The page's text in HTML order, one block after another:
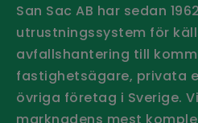
San Sac AB har sedan
utrustningssystem för
avfallshantering till
fastighetsägare, privata
övriga företag i Sverige.
marknadens mest